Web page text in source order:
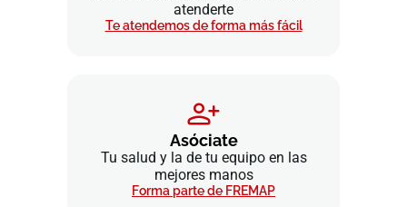
atenderte
Te atendemos de forma más fácil
Asóciate
Tu salud y la de tu equipo en las
mejores manos
Forma parte de FREMAP